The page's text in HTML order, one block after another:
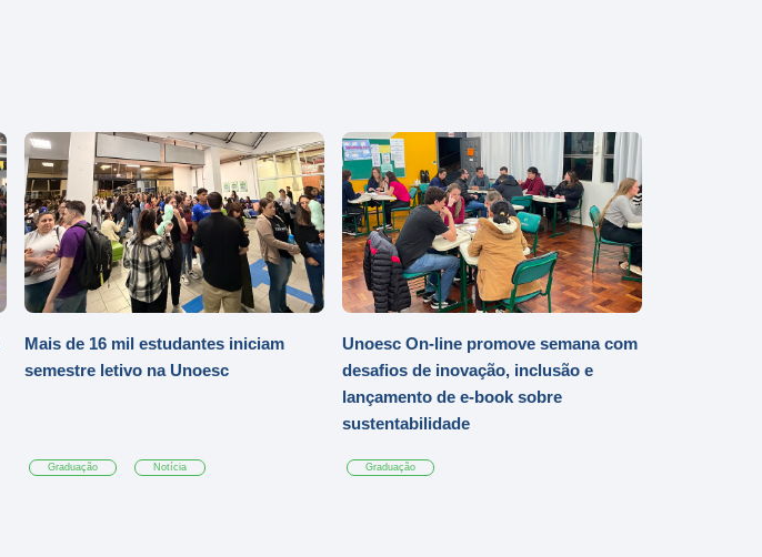
Mais de 16 mil estudantes iniciam
semestre letivo na Unoesc
Graduação Notícia
Unoesc On-line promove semana com
desafios de inovação, inclusão e
lançamento de e-book sobre
sustentabilidade
Graduação